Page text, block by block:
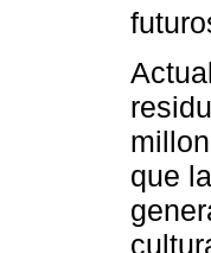
que